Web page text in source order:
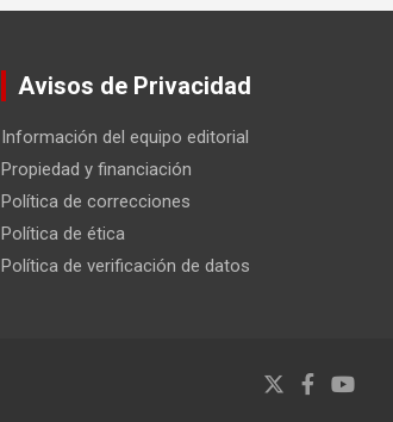
Avisos de Privacidad
Información del equipo editorial
Propiedad y financiación
Política de correcciones
Política de ética
Política de verificación de datos